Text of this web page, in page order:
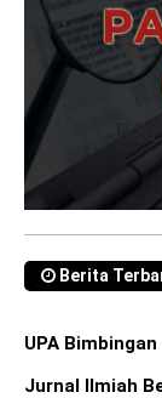
Berita
UPA
Jurnal Ilmiah